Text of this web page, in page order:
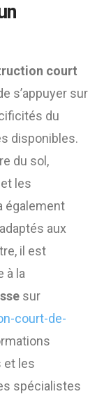
court
s’appuyer sur
du
disponibles.
du sol,
les
également
aux
il est
à la
sur
court-de-
et les
spécialistes